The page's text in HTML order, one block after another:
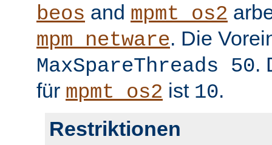
beos and mpmt_os2
mpm_netware. Die
MaxSpareThreads 50.
für mpmt_os2 ist 10.
Restriktionen